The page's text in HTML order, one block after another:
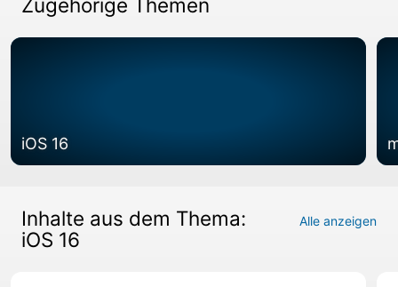
Zugehörige Themen
iOS 16
Inhalte aus dem Thema:
iOS 16
Alle anzeigen